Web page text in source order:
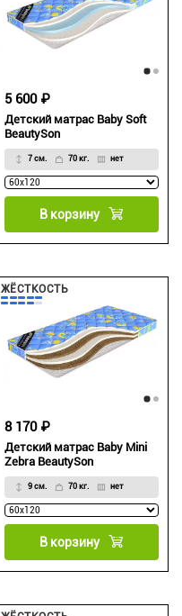
Детский матрас Baby Soft
BeautySon
7 см. 70 кг. нет
5 600 ₽
В корзину
ЖЁСТКОСТЬ
Детский матрас Baby Mini
Zebra BeautySon
9 см. 70 кг. нет
8 170 ₽
В корзину